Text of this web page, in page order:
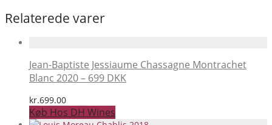
Relaterede varer
Jean-Baptiste Jessiaume Chassagne Montrachet
Blanc 2020 – 699 DKK
kr.699.00
Køb Hos DH Wines